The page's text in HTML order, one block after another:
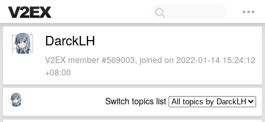
DarckLH
V2EX member #569003, joined on 2022-01-14 15:24:12
+08:00
Switch topics list